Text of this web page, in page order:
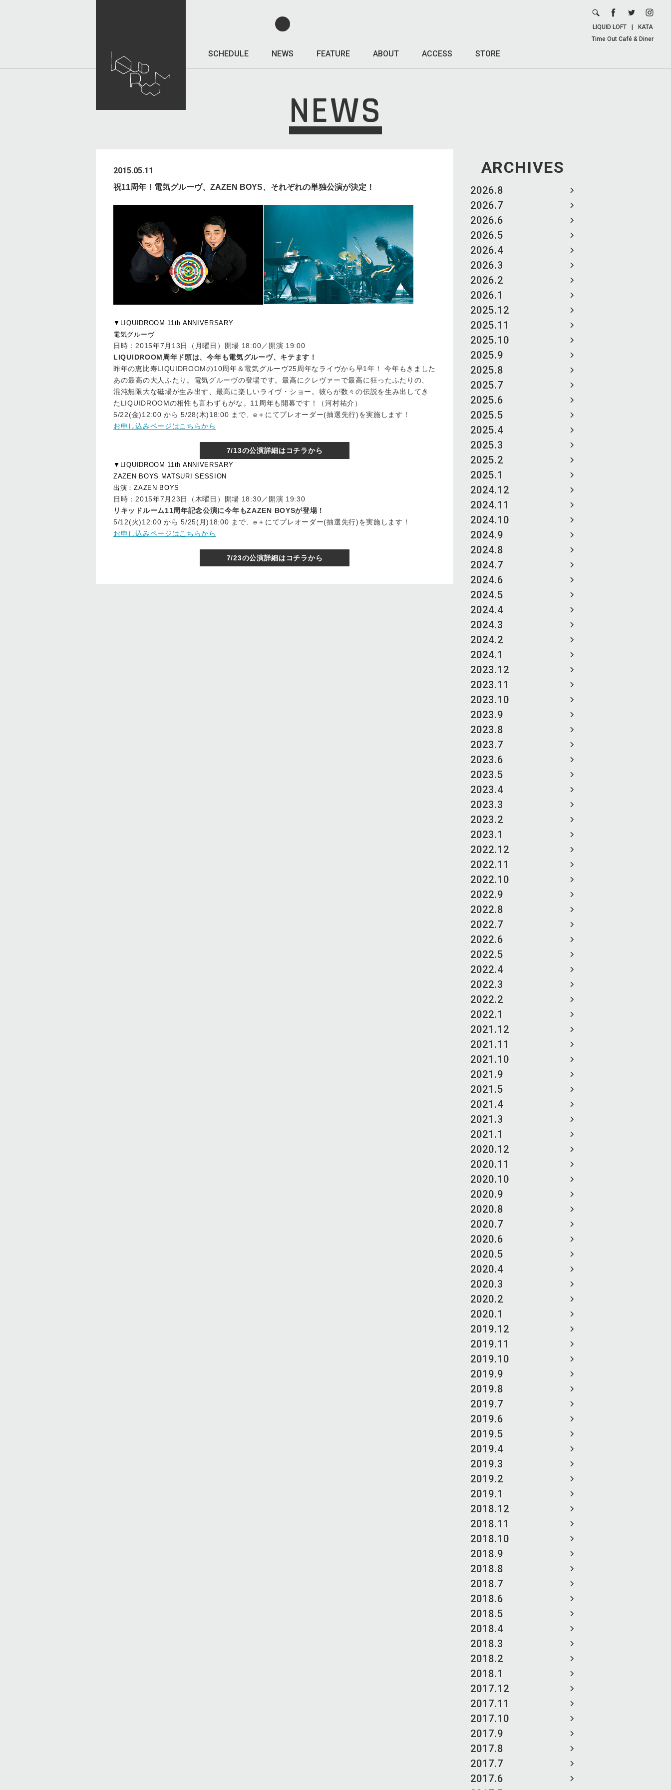
SCHEDULE NEWS FEATURE ABOUT ACCESS STORE
LIQUID LOFT
KATA
Time Out Café & Diner
NEWS
ARCHIVES
2026.8
2026.7
2026.6
2026.5
2026.4
2026.3
2026.2
2026.1
2025.12
2025.11
2025.10
2025.9
2025.8
2025.7
2025.6
2025.5
2025.4
2025.3
2025.2
2025.1
2024.12
2024.11
2024.10
2024.9
2024.8
2024.7
2024.6
2024.5
2024.4
2024.3
2024.2
2024.1
2023.12
2023.11
2023.10
2023.9
2023.8
2023.7
2023.6
2023.5
2023.4
2023.3
2023.2
2023.1
2022.12
2022.11
2022.10
2022.9
2022.8
2022.7
2022.6
2022.5
2022.4
2022.3
2022.2
2022.1
2021.12
2021.11
2021.10
2021.9
2021.5
2021.4
2021.3
2021.1
2020.12
2020.11
2020.10
2020.9
2020.8
2020.7
2020.6
2020.5
2020.4
2020.3
2020.2
2020.1
2019.12
2019.11
2019.10
2019.9
2019.8
2019.7
2019.6
2019.5
2019.4
2019.3
2019.2
2019.1
2018.12
2018.11
2018.10
2018.9
2018.8
2018.7
2018.6
2018.5
2018.4
2018.3
2018.2
2018.1
2017.12
2017.11
2017.10
2017.9
2017.8
2017.7
2017.6
2015.05.11
祝11周年！電気グルーヴ、ZAZEN BOYS、それぞれの単独公演が決定！
▼LIQUIDROOM 11th ANNIVERSARY
電気グルーヴ
日時：2015年7月13日（月曜日）開場 18:00／開演 19:00
LIQUIDROOM周年ド頭は、今年も電気グルーヴ、キテます！
昨年の恵比寿LIQUIDROOMの10周年＆電気グルーヴ25周年なライヴから早1年！ 今年もきました
あの最高の大人ふたり。電気グルーヴの登場です。最高にクレヴァーで最高に狂ったふたりの、
混沌無限大な磁場が生み出す、最高に楽しいライヴ・ショー。彼らが数々の伝説を生み出してき
たLIQUIDROOMの相性も言わずもがな。11周年も開幕です！（河村祐介）
5/22(金)12:00 から 5/28(木)18:00 まで、e＋にてプレオーダー(抽選先行)を実施します！
お申し込みページはこちらから
7/13の公演詳細はコチラから
▼LIQUIDROOM 11th ANNIVERSARY
ZAZEN BOYS MATSURI SESSION
出演：ZAZEN BOYS
日時：2015年7月23日（木曜日）開場 18:30／開演 19:30
リキッドルーム11周年記念公演に今年もZAZEN BOYSが登場！
5/12(火)12:00 から 5/25(月)18:00 まで、e＋にてプレオーダー(抽選先行)を実施します！
お申し込みページはこちらから
7/23の公演詳細はコチラから